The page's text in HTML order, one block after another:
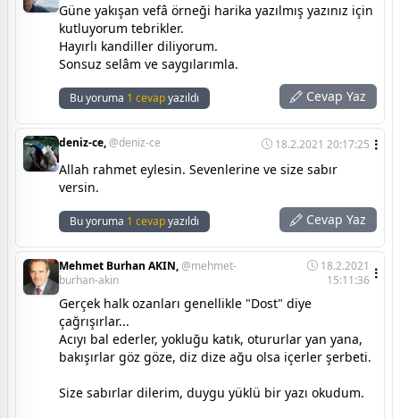
Güne yakışan vefâ örneği harika yazılmış yazınız için
kutluyorum tebrikler.
Hayırlı kandiller diliyorum.
Sonsuz selâm ve saygılarımla.
Bu yoruma 1 cevapyazıldı Cevap Yaz
deniz-ce,@deniz-ce 18.2.2021 20:17:25
Allah rahmet eylesin. Sevenlerine ve size sabır
versin.
Bu yoruma 1 cevapyazıldı Cevap Yaz
Mehmet Burhan AKIN,@mehmet-
burhan-akin
18.2.2021
15:11:36
Gerçek halk ozanları genellikle "Dost" diye
çağrışırlar...
Acıyı bal ederler, yokluğu katık, otururlar yan yana,
bakışırlar göz göze, diz dize ağu olsa içerler şerbeti.
Size sabırlar dilerim, duygu yüklü bir yazı okudum.